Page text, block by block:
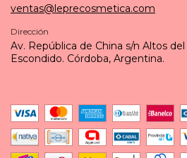
ventas@leprecosmetica.com
Dirección
Av. República de China s/n Altos del
Escondido. Córdoba, Argentina.